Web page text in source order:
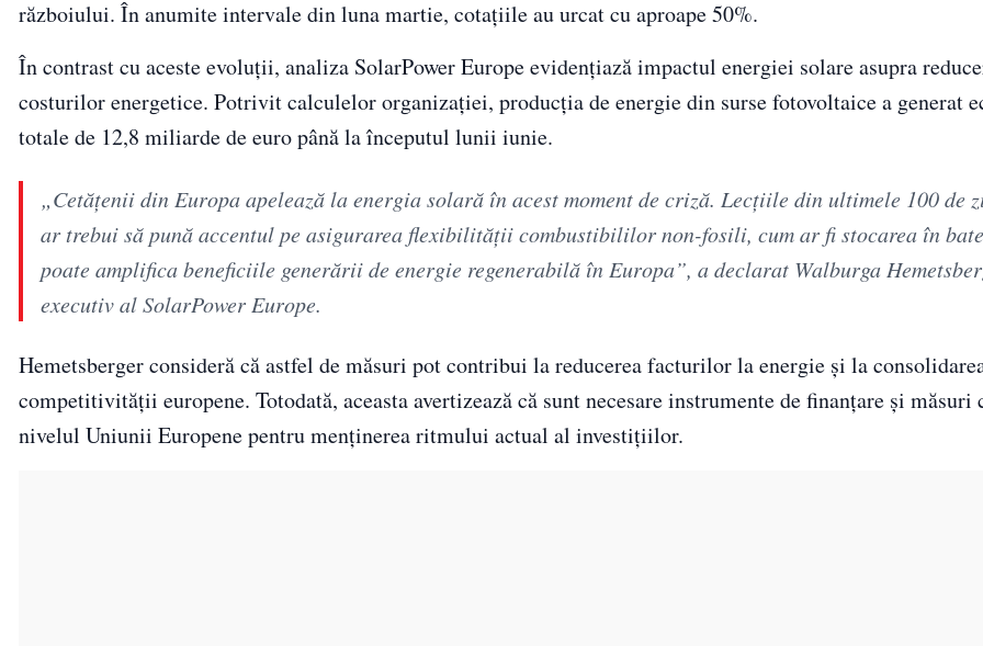
războiului. În anumite intervale din luna martie, cotațiile au urcat cu aproape 50%.
În contrast cu aceste evoluții, analiza SolarPower Europe evidențiază impactul energiei solare asupra
costurilor energetice. Potrivit calculelor organizației, producția de energie din surse fotovoltaice a generat
totale de 12,8 miliarde de euro până la începutul lunii iunie.
„Cetățenii din Europa apelează la energia solară în acest moment de criză. Lecțiile din ultimele 100 de
ar trebui să pună accentul pe asigurarea flexibilității combustibililor non-fosili, cum ar fi stocarea în
poate amplifica beneficiile generării de energie regenerabilă în Europa”, a declarat Walburga
executiv al SolarPower Europe.
Hemetsberger consideră că astfel de măsuri pot contribui la reducerea facturilor la energie și la
competitivității europene. Totodată, aceasta avertizează că sunt necesare instrumente de finanțare și măsuri
nivelul Uniunii Europene pentru menținerea ritmului actual al investițiilor.